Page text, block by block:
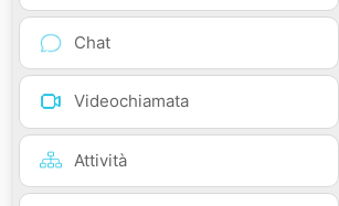
Chat
Videochiamata
Attività